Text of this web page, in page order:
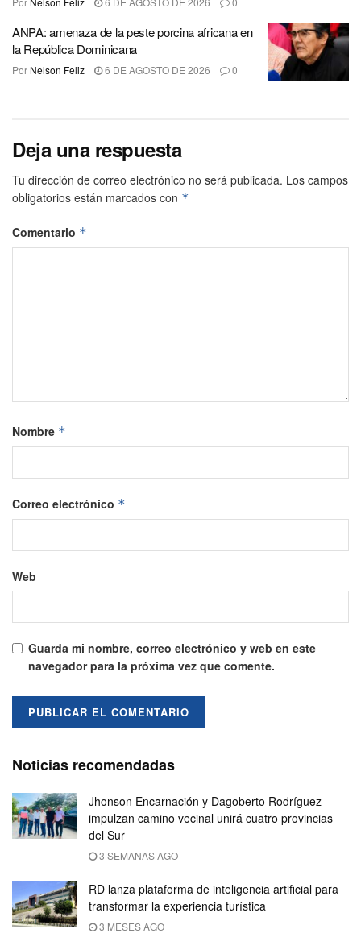
ANPA: amenaza de la peste porcina africana en
la República Dominicana
Por Nelson Feliz 6 DE AGOSTO DE 2026 0
Deja una respuesta
Tu dirección de correo electrónico no será publicada. Los campos
obligatorios están marcados con *
Comentario *
Nombre *
Correo electrónico *
Web
Guarda mi nombre, correo electrónico y web en este
navegador para la próxima vez que comente.
Noticias recomendadas
Jhonson Encarnación y Dagoberto Rodríguez
impulzan camino vecinal unirá cuatro provincias
del Sur
3 SEMANAS AGO
RD lanza plataforma de inteligencia artificial para
transformar la experiencia turística
3 MESES AGO